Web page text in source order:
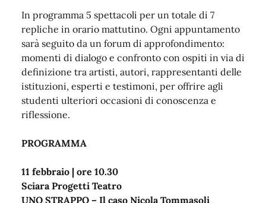
In programma 5 spettacoli per un totale di 7
repliche in orario mattutino. Ogni appuntamento
sarà seguito da un forum di approfondimento:
momenti di dialogo e confronto con ospiti in via di
definizione tra artisti, autori, rappresentanti delle
istituzioni, esperti e testimoni, per offrire agli
studenti ulteriori occasioni di conoscenza e
riflessione.
PROGRAMMA
11 febbraio | ore 10.30
Sciara Progetti Teatro
UNO STRAPPO – Il caso Nicola Tommasoli